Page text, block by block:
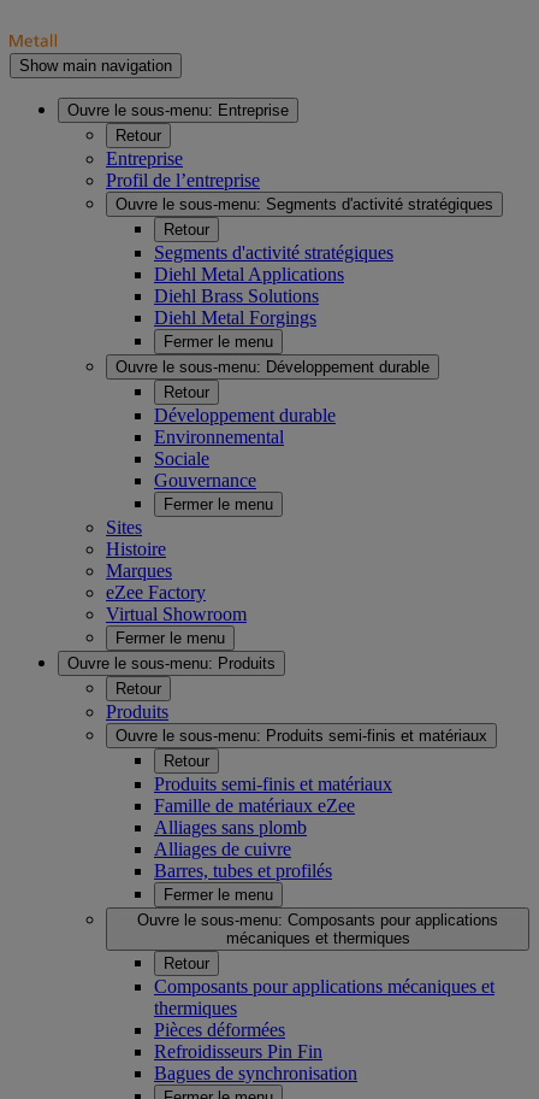
Show main navigation
Ouvre le sous-menu: Entreprise
Retour
Entreprise
Profil de l’entreprise
Ouvre le sous-menu: Segments d'activité stratégiques
Retour
Segments d'activité stratégiques
Diehl Metal Applications
Diehl Brass Solutions
Diehl Metal Forgings
Fermer le menu
Ouvre le sous-menu: Développement durable
Retour
Développement durable
Environnemental
Sociale
Gouvernance
Fermer le menu
Sites
Histoire
Marques
eZee Factory
Virtual Showroom
Fermer le menu
Ouvre le sous-menu: Produits
Retour
Produits
Ouvre le sous-menu: Produits semi-finis et matériaux
Retour
Produits semi-finis et matériaux
Famille de matériaux eZee
Alliages sans plomb
Alliages de cuivre
Barres, tubes et profilés
Fermer le menu
Ouvre le sous-menu: Composants pour applications
mécaniques et thermiques
Retour
Composants pour applications mécaniques et
thermiques
Pièces déformées
Refroidisseurs Pin Fin
Bagues de synchronisation